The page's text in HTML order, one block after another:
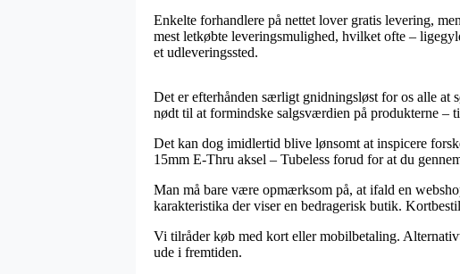
Enkelte forhandlere på nettet lover gratis levering,
mest letkøbte leveringsmulighed, hvilket ofte –
et udleveringssted.
Det er efterhånden særligt gnidningsløst for os alle at
nødt til at formindske salgsværdien på produkterne –
Det kan dog imidlertid blive lønsomt at inspicere
15mm E-Thru aksel – Tubeless forud for at du
Man må bare være opmærksom på, at ifald en
karakteristika der viser en bedragerisk butik.
Vi tilråder køb med kort eller mobilbetaling.
ude i fremtiden.